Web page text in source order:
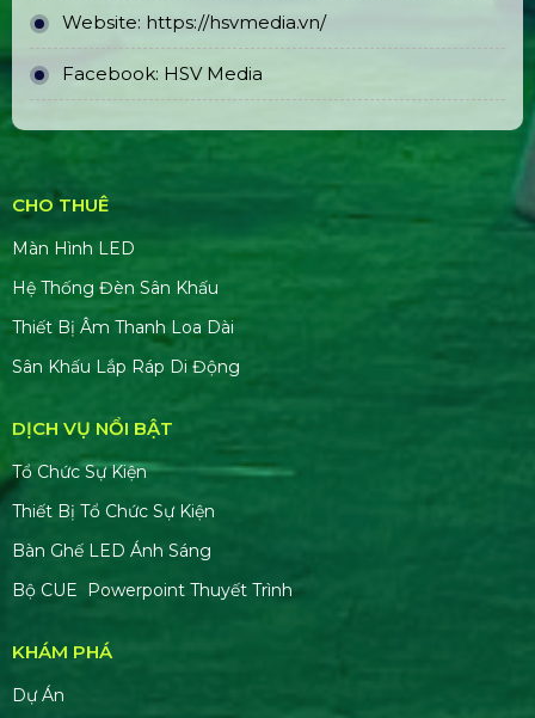
Website: https://hsvmedia.vn/
Facebook: HSV Media
CHO THUÊ
Màn Hình LED
Hệ Thống Đèn Sân Khấu
Thiết Bị Âm Thanh Loa Dài
Sân Khấu Lắp Ráp Di Động
DỊCH VỤ NỔI BẬT
Tổ Chức Sự Kiện
Thiết Bị Tổ Chức Sự Kiện
Bàn Ghế LED Ánh Sáng
Bộ CUE Powerpoint Thuyết Trình
KHÁM PHÁ
Dự Án